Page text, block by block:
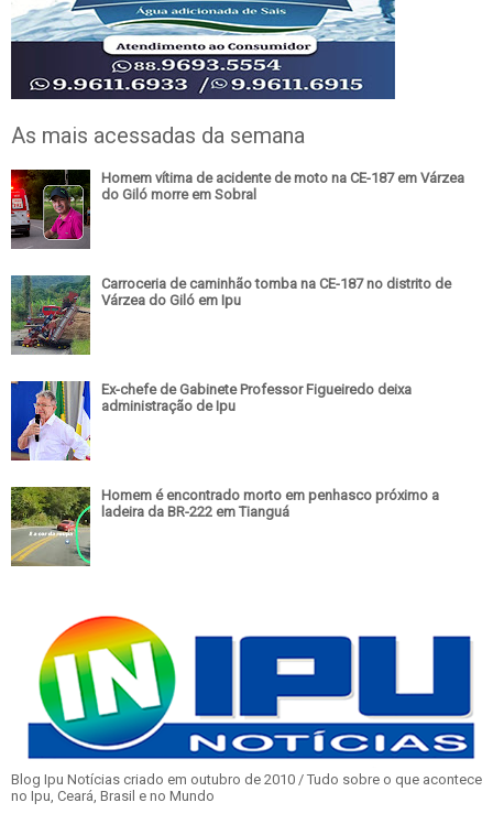
As mais acessadas da semana
Homem vítima de acidente de moto na CE-187 em Várzea
do Giló morre em Sobral
Carroceria de caminhão tomba na CE-187 no distrito de
Várzea do Giló em Ipu
Ex-chefe de Gabinete Professor Figueiredo deixa
administração de Ipu
Homem é encontrado morto em penhasco próximo a
ladeira da BR-222 em Tianguá
Blog Ipu Notícias criado em outubro de 2010 / Tudo sobre o que acontece
no Ipu, Ceará, Brasil e no Mundo